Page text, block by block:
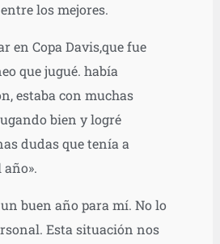
los mejores.
en Copa Davis,que fue
que jugué. había
estaba con muchas
bien y logré
dudas que tenía a
un buen año para mí. No lo
Esta situación nos